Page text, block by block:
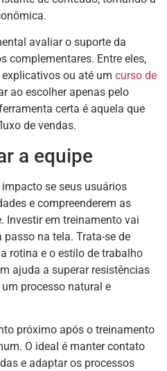
avaliar o suporte da
complementares. Entre eles,
ou até um curso de
ao escolher apenas pelo
certa é aquela que
de vendas.
a equipe
se seus usuários
e compreenderem as
Investir em treinamento vai
na tela. Trata-se de
rotina e o estilo de trabalho
ajuda a superar resistências
processo natural e
próximo após o treinamento
O ideal é manter contato
e adaptar os processos